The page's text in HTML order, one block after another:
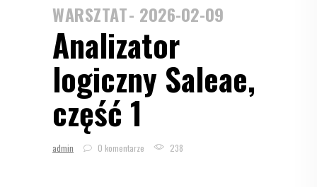
WARSZTAT 2026-02-09
Analizator
logiczny Saleae,
część 1
admin 0 komentarze 238